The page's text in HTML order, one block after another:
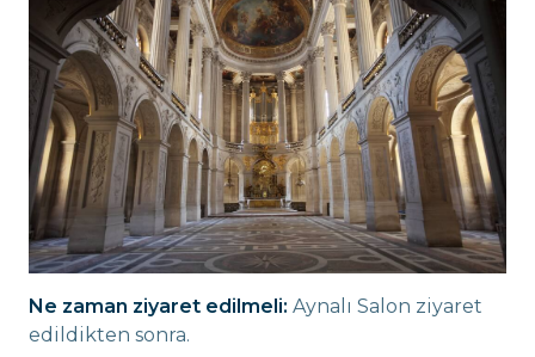
Ne zaman ziyaret edilmeli: Aynalı Salon ziyaret
edildikten sonra.